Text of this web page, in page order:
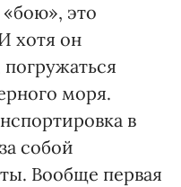
это
хотя он
погружаться
моря.
в
собой
Вообще первая